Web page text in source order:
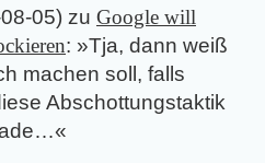
05) zu Google will
: »Tja, dann weiß
machen soll, falls
Abschottungstaktik
«